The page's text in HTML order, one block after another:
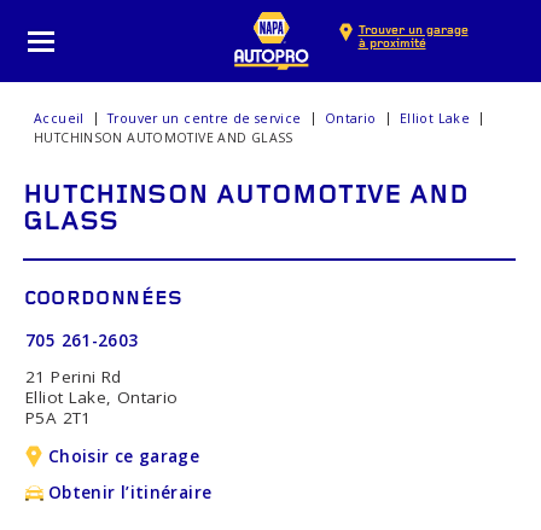
Trouver un garage
à proximité
Accueil Trouver un centre de service Ontario
Elliot Lake
HUTCHINSON AUTOMOTIVE AND GLASS
HUTCHINSON AUTOMOTIVE AND
GLASS
COORDONNÉES
705 261-2603
21 Perini Rd
Elliot Lake, Ontario
P5A 2T1
Choisir ce garage
Obtenir l’itinéraire